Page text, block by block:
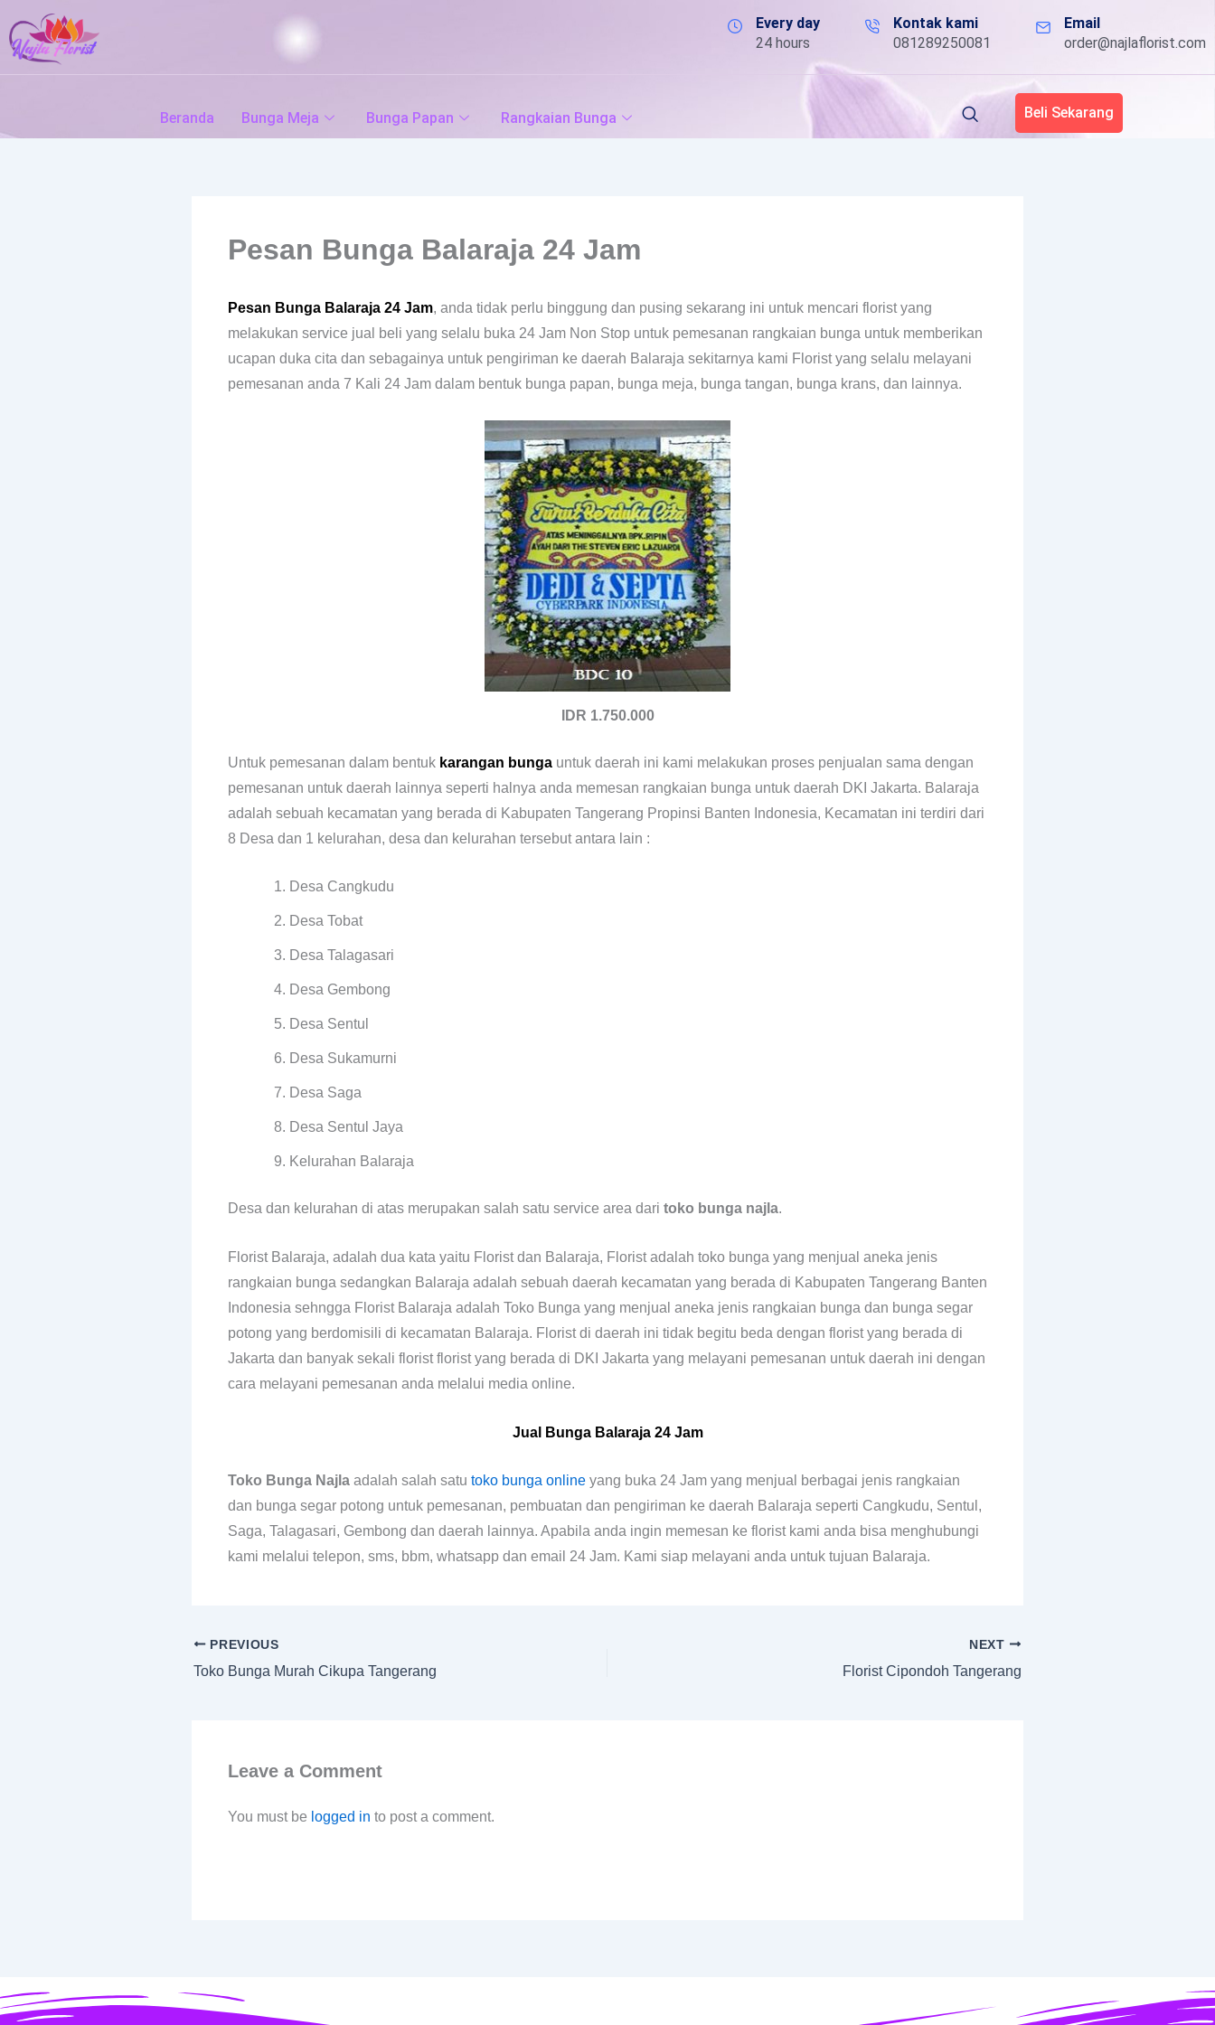
to
content
Every day
24 hours
Kontak kami
081289250081
Email
order@najlaflorist.com
Beranda Bunga Meja Bunga Papan Rangkaian Bunga Beli Sekarang
Pesan Bunga Balaraja 24 Jam
Pesan Bunga Balaraja 24 Jam, anda tidak perlu binggung dan pusing sekarang ini untuk mencari florist yang
melakukan service jual beli yang selalu buka 24 Jam Non Stop untuk pemesanan rangkaian bunga untuk memberikan
ucapan duka cita dan sebagainya untuk pengiriman ke daerah Balaraja sekitarnya kami Florist yang selalu melayani
pemesanan anda 7 Kali 24 Jam dalam bentuk bunga papan, bunga meja, bunga tangan, bunga krans, dan lainnya.
IDR 1.750.000
Untuk pemesanan dalam bentuk karangan bunga untuk daerah ini kami melakukan proses penjualan sama dengan
pemesanan untuk daerah lainnya seperti halnya anda memesan rangkaian bunga untuk daerah DKI Jakarta. Balaraja
adalah sebuah kecamatan yang berada di Kabupaten Tangerang Propinsi Banten Indonesia, Kecamatan ini terdiri dari
8 Desa dan 1 kelurahan, desa dan kelurahan tersebut antara lain :
Desa Cangkudu
Desa Tobat
Desa Talagasari
Desa Gembong
Desa Sentul
Desa Sukamurni
Desa Saga
Desa Sentul Jaya
Kelurahan Balaraja
Desa dan kelurahan di atas merupakan salah satu service area dari toko bunga najla.
Florist Balaraja, adalah dua kata yaitu Florist dan Balaraja, Florist adalah toko bunga yang menjual aneka jenis
rangkaian bunga sedangkan Balaraja adalah sebuah daerah kecamatan yang berada di Kabupaten Tangerang Banten
Indonesia sehngga Florist Balaraja adalah Toko Bunga yang menjual aneka jenis rangkaian bunga dan bunga segar
potong yang berdomisili di kecamatan Balaraja. Florist di daerah ini tidak begitu beda dengan florist yang berada di
Jakarta dan banyak sekali florist florist yang berada di DKI Jakarta yang melayani pemesanan untuk daerah ini dengan
cara melayani pemesanan anda melalui media online.
Jual Bunga Balaraja 24 Jam
Toko Bunga Najla adalah salah satu toko bunga online yang buka 24 Jam yang menjual berbagai jenis rangkaian
dan bunga segar potong untuk pemesanan, pembuatan dan pengiriman ke daerah Balaraja seperti Cangkudu, Sentul,
Saga, Talagasari, Gembong dan daerah lainnya. Apabila anda ingin memesan ke florist kami anda bisa menghubungi
kami melalui telepon, sms, bbm, whatsapp dan email 24 Jam. Kami siap melayani anda untuk tujuan Balaraja.
PREVIOUS
Toko Bunga Murah Cikupa Tangerang
NEXT
Florist Cipondoh Tangerang
Leave a Comment
You must be logged in to post a comment.